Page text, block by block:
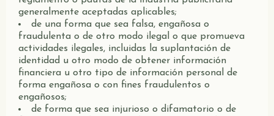
generalmente aceptadas aplicables;
de una forma que sea falsa, engañosa o
fraudulenta o de otro modo ilegal o que promueva
actividades ilegales, incluidas la suplantación de
identidad u otro modo de obtener información
financiera u otro tipo de información personal de
forma engañosa o con fines fraudulentos o
engañosos;
de forma que sea injurioso o difamatorio o de